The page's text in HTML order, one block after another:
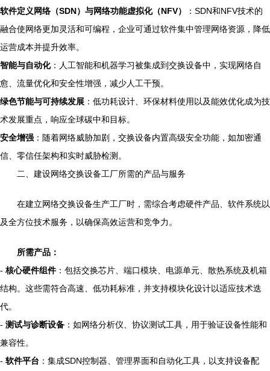
软件定义网络（SDN）与网络功能虚拟化（NFV）
：SDN和NFV技术的
融合使网络更加灵活和可编程，企业可通过软件集中管理网络资源，降低
运营成本并提升效率。
智能与自动化：人工智能和机器学习被集成到交换设备中，实现网络自
愈、流量优化和安全性增强，减少人工干预。
绿色节能与可持续发展 ：低功耗设计、环保材料使用以及能效优化成为技
术发展重点，响应全球碳中和目标。
安全增强 ：随着网络威胁加剧，交换设备内置高级安全功能，如加密通
信、零信任架构和实时威胁检测。
二、建设网络交换设备工厂所需的产品与服务
在建立网络交换设备生产工厂时，需综合考虑硬件产品、软件系统以
及全方位技术服务，以确保高效运营和竞争力。
所需产品：
- 核心硬件组件：包括交换芯片、端口模块、电源单元、散热系统及机箱
结构。这些需符合高速、低功耗标准，并支持模块化设计以适应技术迭
代。
- 测试与诊断设备 ：如网络分析仪、协议测试工具，用于验证设备性能和
兼容性。
- 软件平台 ：集成SDN控制器、管理界面和自动化工具，以支持设备配